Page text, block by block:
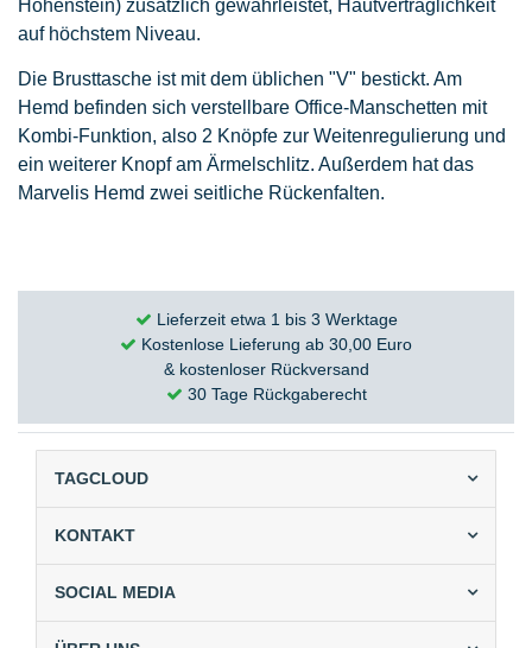
Hohenstein) zusätzlich gewährleistet, Hautverträglichkeit
auf höchstem Niveau.
Die Brusttasche ist mit dem üblichen "V" bestickt. Am
Hemd befinden sich verstellbare Office-Manschetten mit
Kombi-Funktion, also 2 Knöpfe zur Weitenregulierung und
ein weiterer Knopf am Ärmelschlitz. Außerdem hat das
Marvelis Hemd zwei seitliche Rückenfalten.
Lieferzeit etwa 1 bis 3 Werktage
Kostenlose Lieferung ab 30,00 Euro
& kostenloser Rückversand
30 Tage Rückgaberecht
TAGCLOUD
KONTAKT
SOCIAL MEDIA